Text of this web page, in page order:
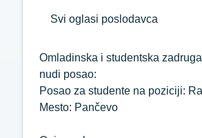
Svi oglasi poslodavca
Omladinska i studentska
nudi posao:
Posao za studente na poziciji:
Mesto: Pančevo